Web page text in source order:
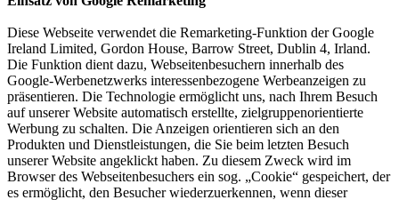
Diese Webseite verwendet die Remarketing-Funktion der Google
Ireland Limited, Gordon House, Barrow Street, Dublin 4, Irland.
Die Funktion dient dazu, Webseitenbesuchern innerhalb des
Google-Werbenetzwerks interessenbezogene Werbeanzeigen zu
präsentieren. Die Technologie ermöglicht uns, nach Ihrem Besuch
auf unserer Website automatisch erstellte, zielgruppenorientierte
Werbung zu schalten. Die Anzeigen orientieren sich an den
Produkten und Dienstleistungen, die Sie beim letzten Besuch
unserer Website angeklickt haben. Zu diesem Zweck wird im
Browser des Webseitenbesuchers ein sog. „Cookie“ gespeichert, der
es ermöglicht, den Besucher wiederzuerkennen, wenn dieser